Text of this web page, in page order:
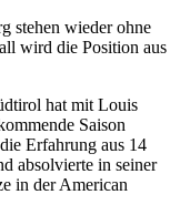
stehen wieder ohne
wird die Position aus
hat mit Louis
Saison
Erfahrung aus 14
absolvierte in seiner
in der American